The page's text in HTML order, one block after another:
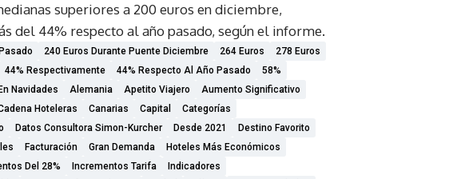
superiores a 200 euros en diciembre,
del 44% respecto al año pasado, según el informe.
240 Euros Durante Puente Diciembre 264 Euros
278 Euros
44% Respectivamente 44% Respecto Al Año Pasado
58%
Navidades Alemania Apetito Viajero
Aumento Significativo
Hoteleras Canarias Capital
Categorías
Datos Consultora Simon-Kurcher Desde 2021
Destino Favorito
Facturación Gran Demanda
Hoteles Más Económicos
Del 28% Incrementos Tarifa
Indicadores